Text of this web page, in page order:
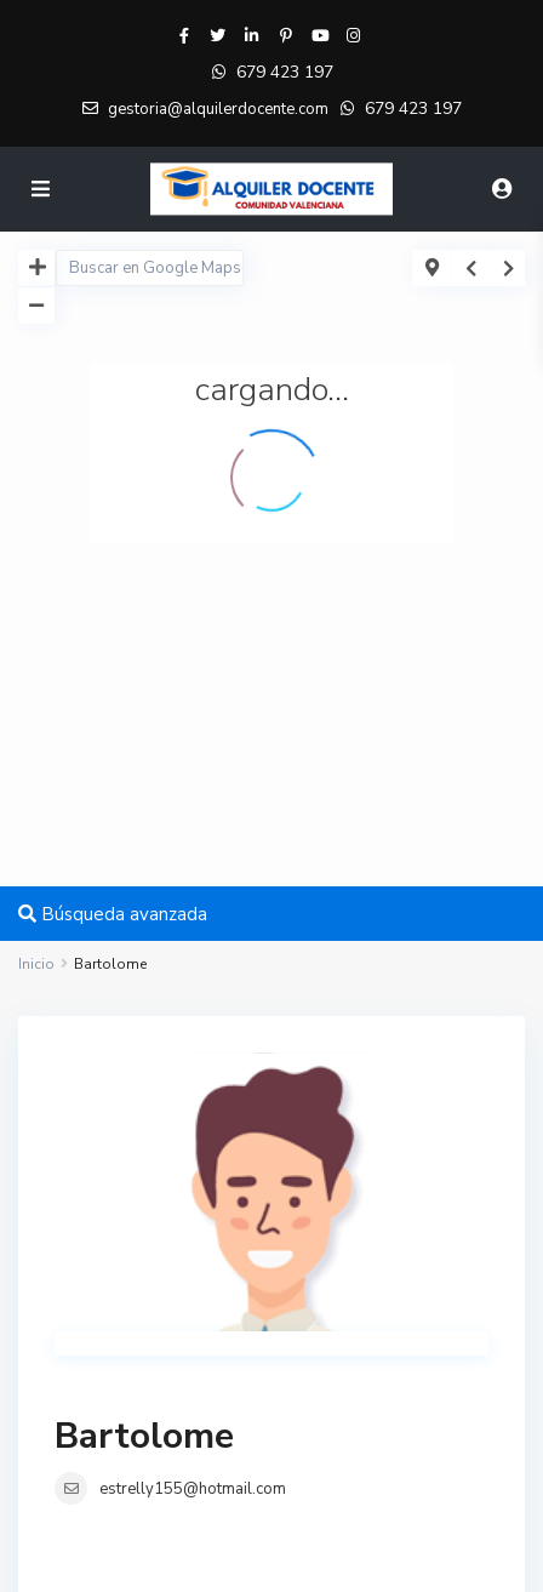
679 423 197
gestoria@alquilerdocente.com 679 423 197
cargando...
Búsqueda avanzada
Inicio Bartolome
Bartolome
estrelly155@hotmail.com